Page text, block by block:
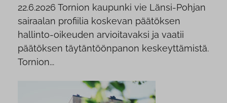
22.6.2026 Tornion kaupunki vie Länsi-Pohjan
sairaalan profiilia koskevan päätöksen
hallinto-oikeuden arvioitavaksi ja vaatii
päätöksen täytäntöönpanon keskeyttämistä.
Tornion...